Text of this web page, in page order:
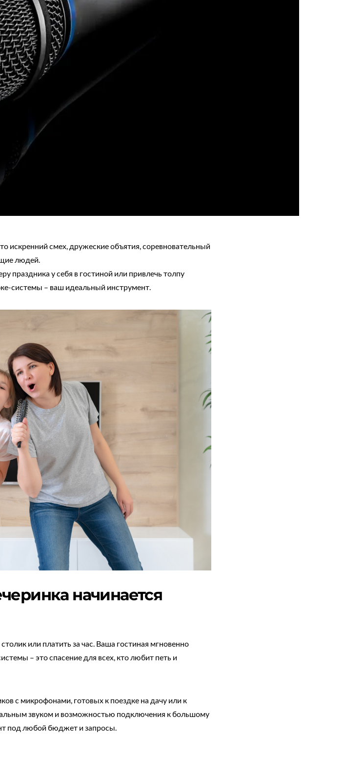
искренний смех, дружеские объятия, соревновательный
людей.
праздника у себя в гостиной или привлечь толпу
системы – ваш идеальный инструмент.
начинается
или платить за час. Ваша гостиная мгновенно
– это спасение для всех, кто любит петь и
с микрофонами, готовых к поездке на дачу или к
звуком и возможностью подключения к большому
под любой бюджет и запросы.